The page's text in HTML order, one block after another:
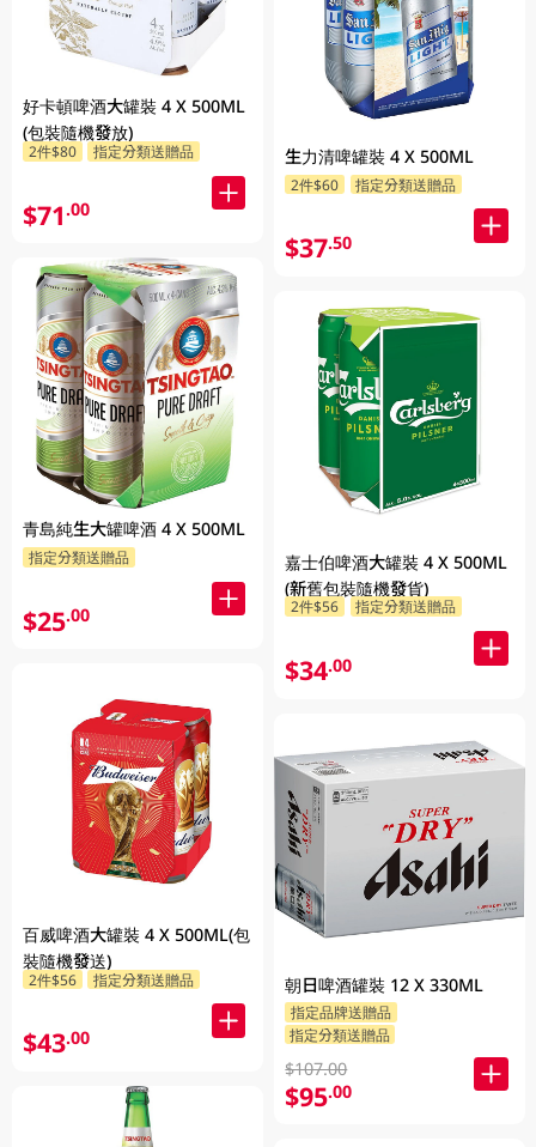
好卡頓啤酒大罐裝 4 X 500ML
(包裝隨機發放)
2件$80 指定分類送贈品
$71.00
青島純生大罐啤酒 4 X 500ML
指定分類送贈品
$25.00
百威啤酒大罐裝 4 X 500ML(包
裝隨機發送)
2件$56 指定分類送贈品
$43.00
生力清啤罐裝 4 X 500ML
2件$60 指定分類送贈品
$37.50
嘉士伯啤酒大罐裝 4 X 500ML
(新舊包裝隨機發貨)
2件$56 指定分類送贈品
$34.00
朝日啤酒罐裝 12 X 330ML
指定品牌送贈品
指定分類送贈品
$107.00
$95.00